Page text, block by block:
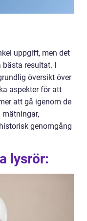
uppgift, men det
resultat. I
översikt över
aspekter för att
att gå igenom de
mätningar,
genomgång
lysrör: